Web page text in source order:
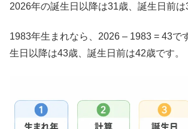
2026年の誕生日以降は31歳、誕生日前は
1983年生まれなら、2026 – 1983 = 43で
生日以降は43歳、誕生日前は42歳です。